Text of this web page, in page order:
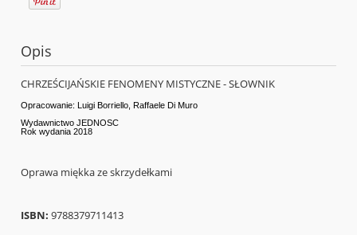
Opis
CHRZEŚCIJAŃSKIE FENOMENY MISTYCZNE - SŁOWNIK
Opracowanie: Luigi Borriello, Raffaele Di Muro
Wydawnictwo JEDNOŚĆ
Rok wydania 2018
Oprawa miękka ze skrzydełkami
ISBN: 9788379711413